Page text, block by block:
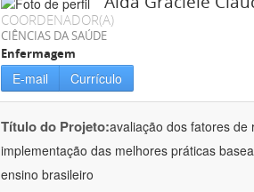
COORDENADOR(A)
CIÊNCIAS DA SAÚDE
Enfermagem
E-mail Currículo
Título do Projeto:avaliação dos fatores de
implementação das melhores práticas
ensino brasileiro